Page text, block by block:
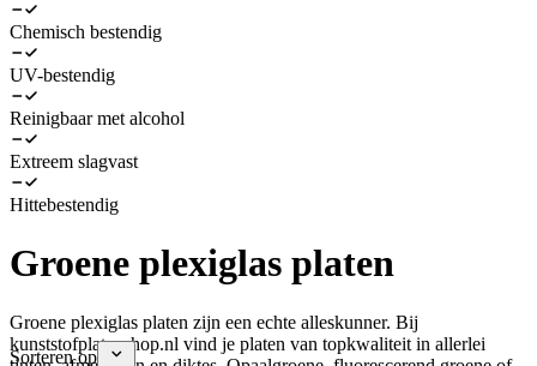
Chemisch bestendig
UV-bestendig
Reinigbaar met alcohol
Extreem slagvast
Hittebestendig
Groene plexiglas platen
Groene plexiglas platen zijn een echte alleskunner. Bij
kunststofplatenshop.nl vind je platen van topkwaliteit in allerlei
Sorteren op